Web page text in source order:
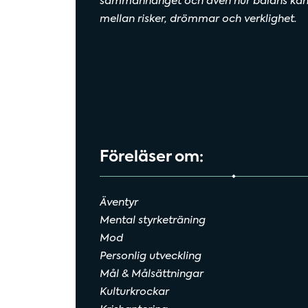
mellan risker, drömmar och verklighet.
Föreläser om:
Äventyr
Mental styrketräning
Mod
Personlig utveckling
Mål & Målsättningar
Kulturkrockar